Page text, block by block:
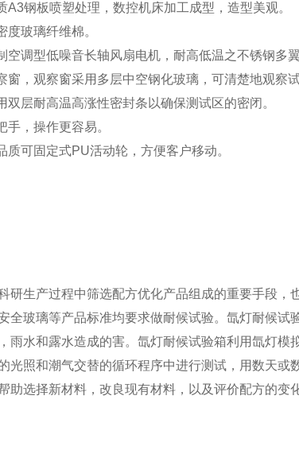
A3钢板喷塑处理，数控机床加工成型，造型美观。
度玻璃纤维棉。
空调型低噪音长轴风扇电机，耐高低温之不锈钢多
窗，观察窗采用多层中空钢化玻璃，可清楚地观察试
双层耐高温高涨性密封条以确保测试区的密闭。
，操作更容易。
质可固定式PU活动轮，方便客户移动。
研生产过程中筛选配方优化产品组成的重要手段，
全玻璃等产品标准均要求做耐候试验。氙灯耐候
雨水和露水造成的害。氙灯耐候试验箱利用氙灯
光照和潮气交替的循环程序中进行测试，用数天
助选择新材料，改良现有材料，以及评价配方的变